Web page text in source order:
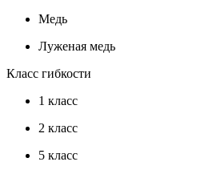
Медь
Луженая медь
Класс гибкости
1 класс
2 класс
5 класс